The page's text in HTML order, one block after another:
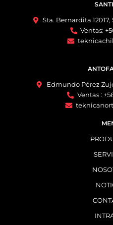
Sta. Bernardita
Ventas:
Edmundo Pérez
Ventas :